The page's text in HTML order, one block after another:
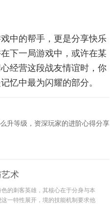
中的帮手，更是分享快乐
下一局游戏中，或许在某
经营这段战友情谊时，你
忆中最为闪耀的部分。
升等级，资深玩家的进阶心得分享
术
的刺客英雄，其核心在于分身与本
一特性展开，境的技能机制要求他